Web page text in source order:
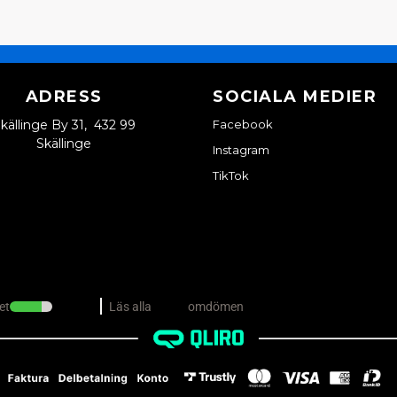
ADRESS
By 31, 432 99
Skällinge
SOCIALA MEDIER
Facebook
Instagram
TikTok